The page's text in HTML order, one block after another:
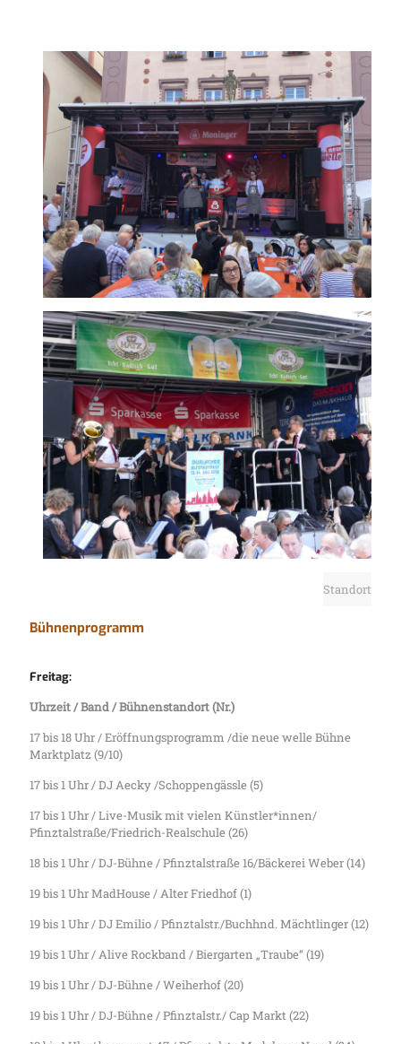
Standort
Bühnenprogramm
Freitag:
Uhrzeit / Band / Bühnenstandort (Nr.)
17 bis 18 Uhr / Eröffnungsprogramm /die neue welle Bühne
Marktplatz (9/10)
17 bis 1 Uhr / DJ Aecky /Schoppengässle (5)
17 bis 1 Uhr / Live-Musik mit vielen Künstler*innen/
Pfinztalstraße/Friedrich-Realschule (26)
18 bis 1 Uhr / DJ-Bühne / Pfinztalstraße 16/Bäckerei Weber (14)
19 bis 1 Uhr MadHouse / Alter Friedhof (1)
19 bis 1 Uhr / DJ Emilio / Pfinztalstr./Buchhnd. Mächtlinger (12)
19 bis 1 Uhr / Alive Rockband / Biergarten „Traube“ (19)
19 bis 1 Uhr / DJ-Bühne / Weiherhof (20)
19 bis 1 Uhr / DJ-Bühne / Pfinztalstr./ Cap Markt (22)